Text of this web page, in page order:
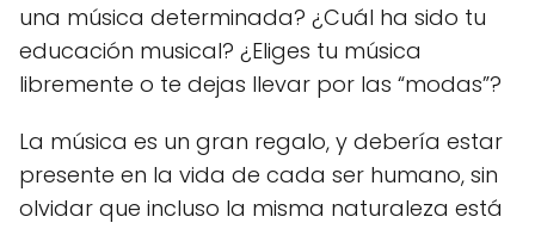
una música determinada? ¿Cuál ha sido tu
educación musical? ¿Eliges tu música
libremente o te dejas llevar por las “modas”?
La música es un gran regalo, y debería estar
presente en la vida de cada ser humano, sin
olvidar que incluso la misma naturaleza está